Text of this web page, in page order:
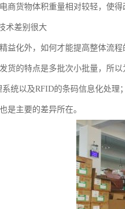
商货物体积重量相对较轻，使得
术差别很大
益化外，如何才能提高整体流
货的特点是多批次小批量，所
系统以及RFID的条码信息化处
是主要的差异所在。